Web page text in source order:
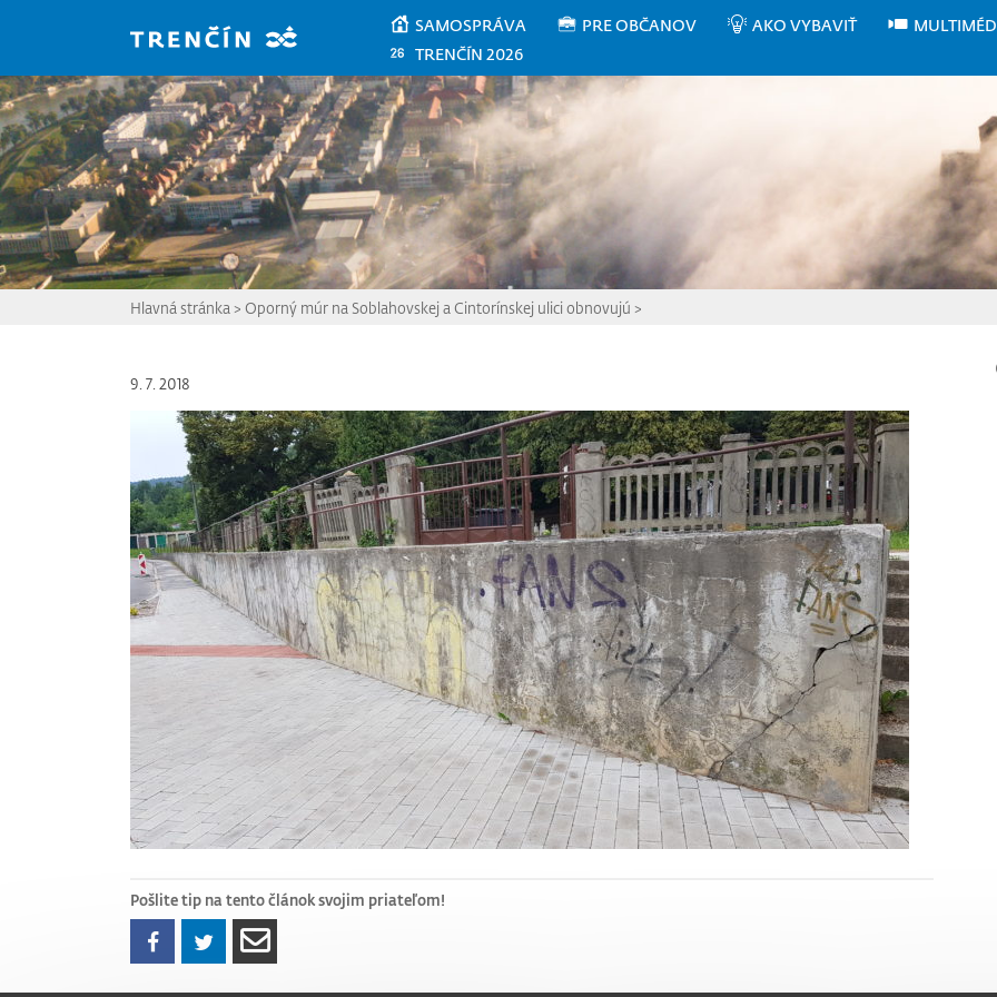
SAMOSPRÁVA PRE OBČANOV AKO VYBAVIŤ
TRENČÍN 2026
Hlavná stránka > Oporný múr na Soblahovskej a Cintorínskej ulici obnovujú >
9. 7. 2018
Pošlite tip na tento článok svojim priateľom!